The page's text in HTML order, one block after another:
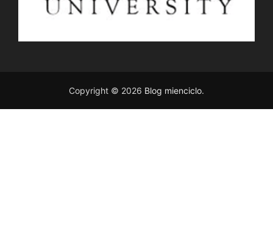
Copyright © 2026 Blog mienciclo.